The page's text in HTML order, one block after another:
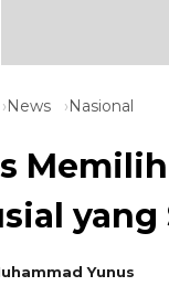
News Nasional
Yunus